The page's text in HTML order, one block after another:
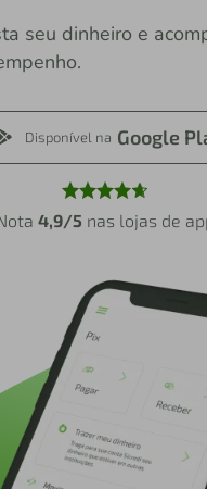
seu dinheiro e
Disponível na Google
4,9/5 nas lojas de